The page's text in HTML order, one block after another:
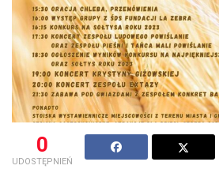
0
UDOSTĘPNIEŃ